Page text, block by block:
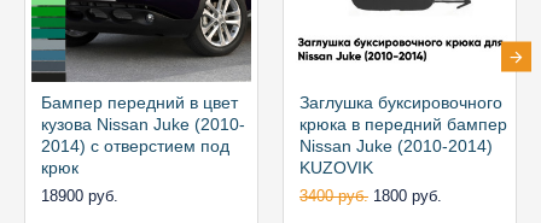
Бампер передний в цвет
кузова Nissan Juke (2010-
2014) с отверстием под
крюк
18900 руб.
Заглушка буксировочного
крюка в передний бампер
Nissan Juke (2010-2014)
KUZOVIK
3400 руб. 1800 руб.